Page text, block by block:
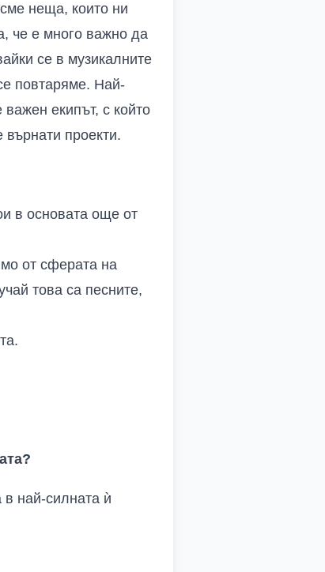
неща, които ни
че е много важно да
се в музикалните
повтаряме. Най-
екипът, с който
проекти.
в основата още от
от сферата на
това са песните,
най-силната ѝ